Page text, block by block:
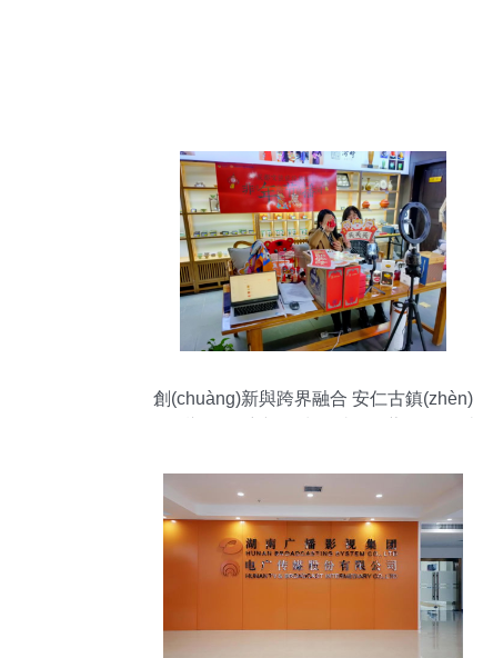
創(chuàng)新與跨界融合 安仁古鎮(zhèn)